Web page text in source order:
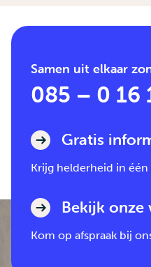
Samen uit elkaar
085 – 0 16
Gratis
Krijg helderheid in één
Bekijk onze
Kom op afspraak bij